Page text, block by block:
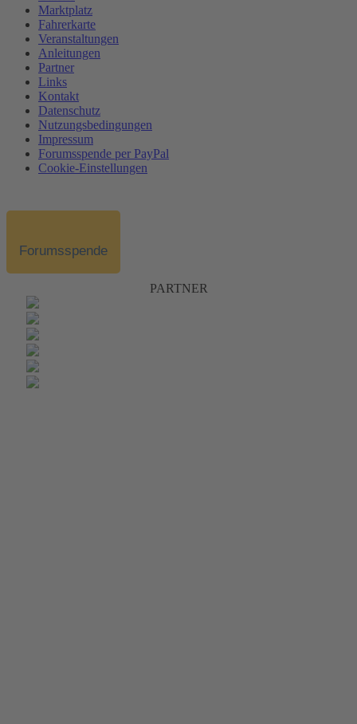
Marktplatz
Fahrerkarte
Veranstaltungen
Anleitungen
Partner
Links
Kontakt
Datenschutz
Nutzungsbedingungen
Impressum
Forumsspende per PayPal
Cookie-Einstellungen
Forumsspende
PARTNER